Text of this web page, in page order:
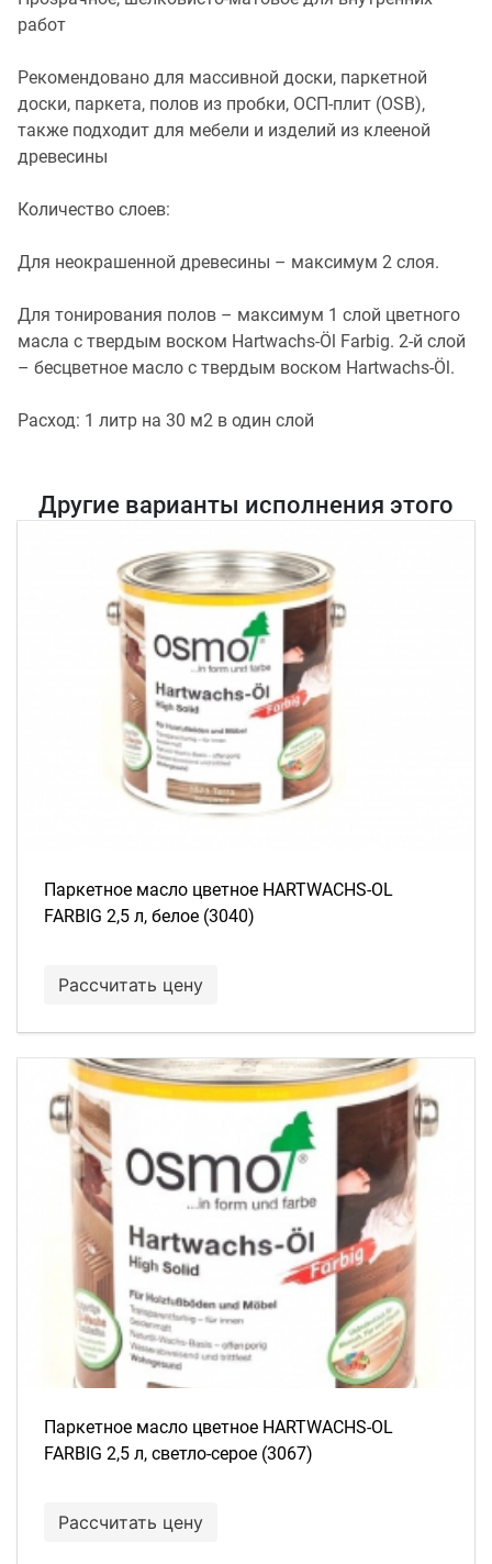
работ
Рекомендовано для массивной доски, паркетной
доски, паркета, полов из пробки, ОСП-плит (OSB),
также подходит для мебели и изделий из клееной
древесины
Количество слоев:
Для неокрашенной древесины – максимум 2 слоя.
Для тонирования полов – максимум 1 слой цветного
масла с твердым воском Hartwachs-Öl Farbig. 2-й слой
– бесцветное масло с твердым воском Hartwachs-Öl.
Расход: 1 литр на 30 м2 в один слой
Другие варианты исполнения этого
Паркетное масло цветное HARTWACHS-OL
FARBIG 2,5 л, белое (3040)
Рассчитать цену
Паркетное масло цветное HARTWACHS-OL
FARBIG 2,5 л, светло-серое (3067)
Рассчитать цену